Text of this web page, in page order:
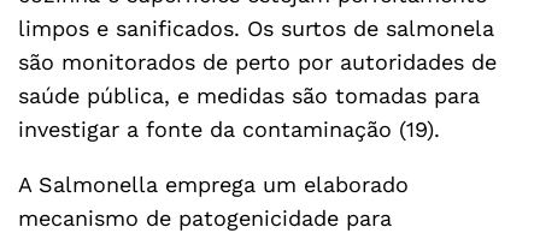
limpos e sanificados. Os surtos de salmonela
são monitorados de perto por autoridades de
saúde pública, e medidas são tomadas para
investigar a fonte da contaminação (19).
A Salmonella emprega um elaborado
mecanismo de patogenicidade para